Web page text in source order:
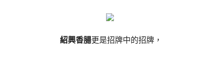
紹興香腸更是招牌中的招牌，